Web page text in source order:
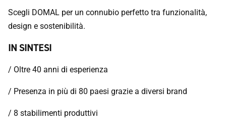
Scegli DOMAL per un connubio perfetto tra funzionalità,
design e sostenibilità.
IN SINTESI
/ Oltre 40 anni di esperienza
/ Presenza in più di 80 paesi grazie a diversi brand
/ 8 stabilimenti produttivi